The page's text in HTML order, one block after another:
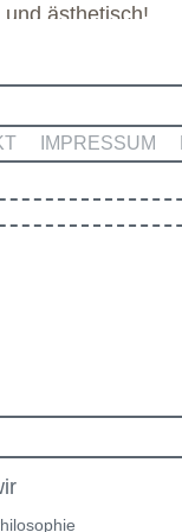
und ästhetisch!
IMPRESSUM